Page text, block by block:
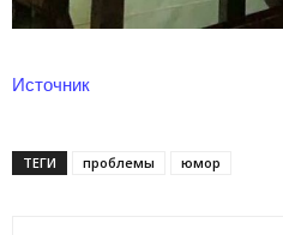
Источник
ТЕГИ проблемы юмор